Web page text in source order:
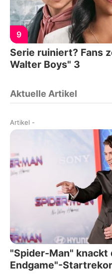
9
Serie ruiniert? Fans
Walter Boys" 3
Aktuelle Artikel
Artikel -
"Spider-Man" knackt
Endgame"-